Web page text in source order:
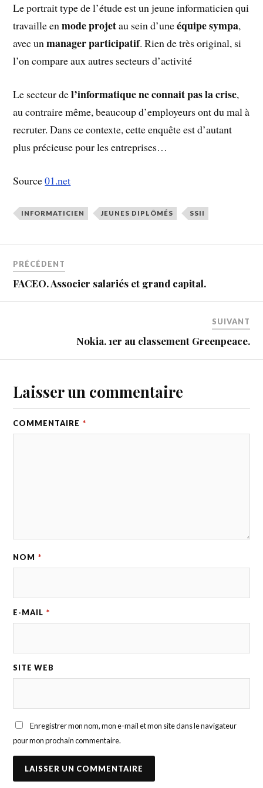
Le portrait type de l’étude est un jeune informaticien qui
travaille enmode projetau sein d’uneéquipe sympa,
avec unmanager participatif. Rien de très original, si
l’on compare aux autres secteurs d’activité
Le secteur del’informatique ne connait pas la crise,
au contraire même, beaucoup d’employeurs ont du mal à
recruter. Dans ce contexte, cette enquête est d’autant
plus précieuse pour les entreprises…
Source01.net
INFORMATICIEN JEUNES DIPLÔMÉS SSII
PRÉCÉDENT
FACEO. Associer salariés et grand capital.
SUIVANT
Nokia. 1er au classement Greenpeace.
Laisser un commentaire
COMMENTAIRE *
NOM *
E-MAIL *
SITE WEB
Enregistrer mon nom, mon e-mail et mon site dans le navigateur
pour mon prochain commentaire.